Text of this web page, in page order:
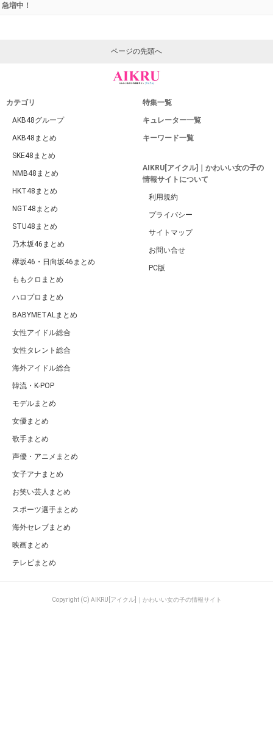
急増中！
ページの先頭へ
カテゴリ
AKB48グループ
AKB48まとめ
SKE48まとめ
NMB48まとめ
HKT48まとめ
NGT48まとめ
STU48まとめ
乃木坂46まとめ
欅坂46・日向坂46まとめ
ももクロまとめ
ハロプロまとめ
BABYMETALまとめ
女性アイドル総合
女性タレント総合
海外アイドル総合
韓流・K-POP
モデルまとめ
女優まとめ
歌手まとめ
声優・アニメまとめ
女子アナまとめ
お笑い芸人まとめ
スポーツ選手まとめ
海外セレブまとめ
映画まとめ
テレビまとめ
特集一覧
キュレーター一覧
キーワード一覧
AIKRU[アイクル]｜かわいい女の子の
情報サイトについて
利用規約
プライバシー
サイトマップ
お問い合せ
PC版
Copyright (C) AIKRU[アイクル]｜かわいい女の子の情報サイト